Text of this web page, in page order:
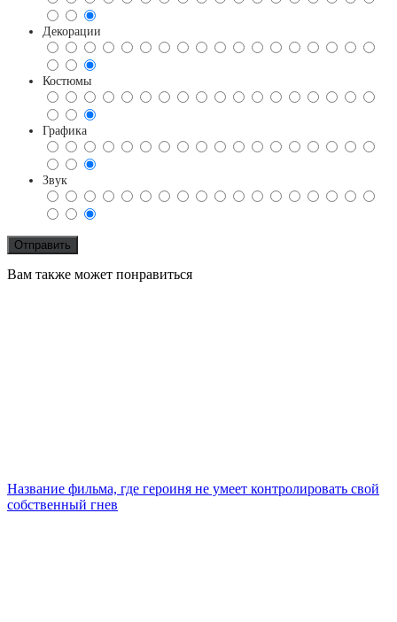
Декорации
Костюмы
Графика
Звук
Вам также может понравиться
Название фильма, где героиня не умеет контролировать свой
собственный гнев